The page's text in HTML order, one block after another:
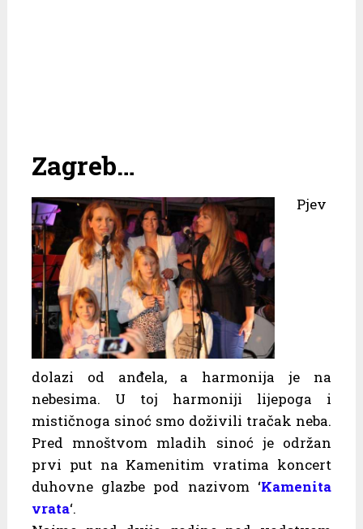
Zagreb…
Pjev
dolazi od anđela, a harmonija je na
nebesima. U toj harmoniji lijepoga i
mističnoga sinoć smo doživili tračak neba.
Pred mnoštvom mladih sinoć je održan
prvi put na Kamenitim vratima koncert
duhovne glazbe pod nazivom ‘Kamenita
vrata‘.